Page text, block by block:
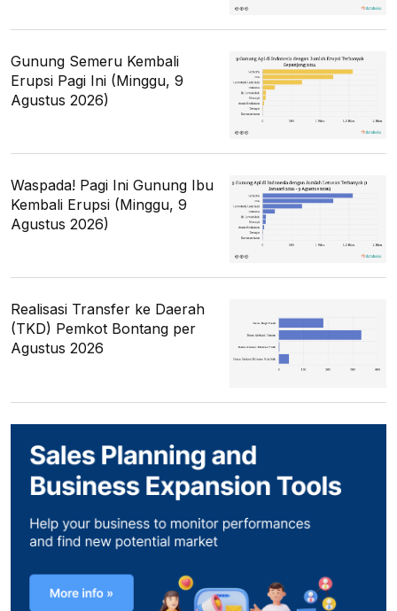
Gunung Semeru Kembali
Erupsi Pagi Ini (Minggu, 9
Agustus 2026)
Waspada! Pagi Ini Gunung Ibu
Kembali Erupsi (Minggu, 9
Agustus 2026)
Realisasi Transfer ke Daerah
(TKD) Pemkot Bontang per
Agustus 2026